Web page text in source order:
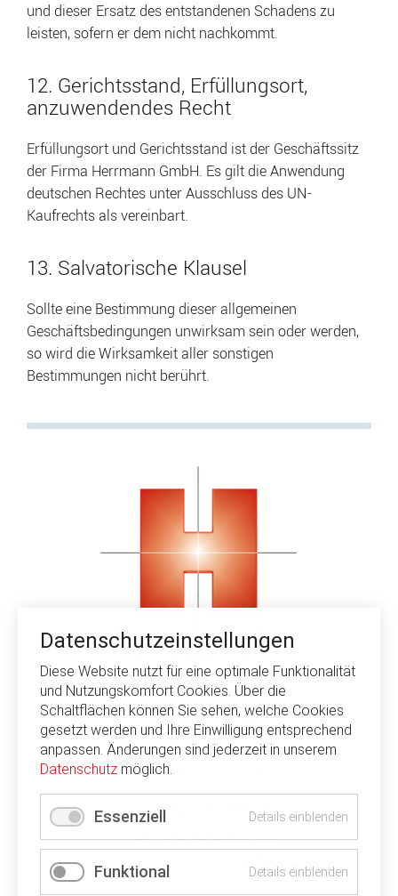
und dieser Ersatz des entstandenen Schadens zu
leisten, sofern er dem nicht nachkommt.
12. Gerichtsstand, Erfüllungsort,
anzuwendendes Recht
Erfüllungsort und Gerichtsstand ist der Geschäftssitz
der Firma Herrmann GmbH. Es gilt die Anwendung
deutschen Rechtes unter Ausschluss des UN-
Kaufrechts als vereinbart.
13. Salvatorische Klausel
Sollte eine Bestimmung dieser allgemeinen
Geschäftsbedingungen unwirksam sein oder werden,
so wird die Wirksamkeit aller sonstigen
Bestimmungen nicht berührt.
Herrmann GmbH
Gewerbestraße 4,6
55483 Heinzenbach
Tel. +49 6763 30997-0
Fax +49 6763 30997-20
Datenschutzeinstellungen
Diese Website nutzt für eine optimale Funktionalität
und Nutzungskomfort Cookies. Über die
Schaltflächen können Sie sehen, welche Cookies
gesetzt werden und Ihre Einwilligung entsprechend
anpassen. Änderungen sind jederzeit in unserem
Datenschutz möglich.
Essenziell Details einblenden
Funktional Details einblenden